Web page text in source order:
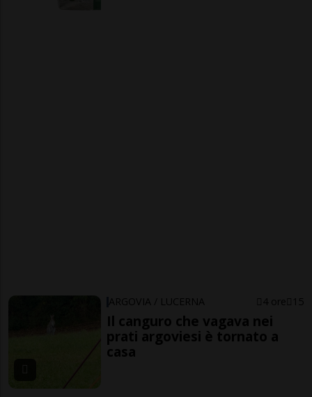
ARGOVIA / LUCERNA 4 ore 15
Il canguro che vagava nei
prati argoviesi è tornato a
casa